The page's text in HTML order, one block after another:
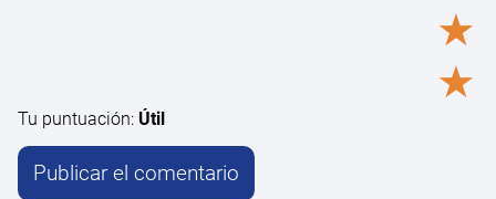
★
★
Tu puntuación: Útil